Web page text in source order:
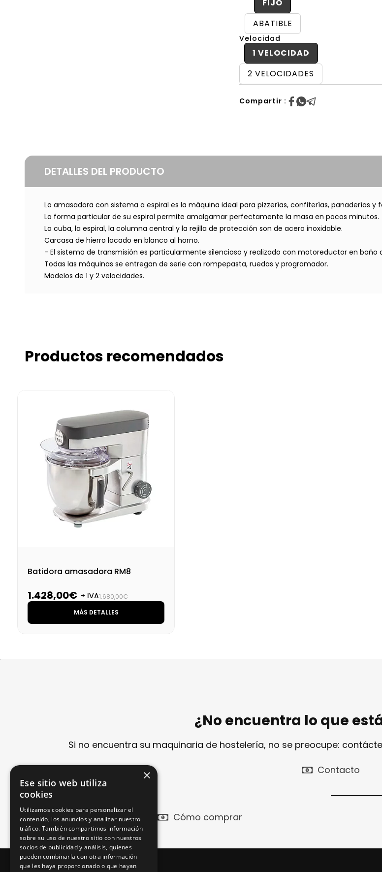
FIJO
ABATIBLE
Velocidad
1 VELOCIDAD
2 VELOCIDADES
Compartir :
DETALLES DEL PRODUCTO
La amasadora con sistema a espiral es la máquina ideal para pizzerías, confiterías, panaderías y
La forma particular de su espiral permite amalgamar perfectamente la masa en pocos minutos.
La cuba, la espiral, la columna central y la rejilla de protección son de acero inoxidable.
Carcasa de hierro lacado en blanco al horno.
- El sistema de transmisión es particularmente silencioso y realizado con motoreductor en baño
Todas las máquinas se entregan de serie con rompepasta, ruedas y programador.
Modelos de 1 y 2 velocidades.
Productos recomendados
Batidora amasadora RM8
1.428,00€ + IVA1.680,00€
MÁS DETALLES
¿No encuentra lo que
Si no encuentra su maquinaria de hostelería, no se preocupe:
Contacto
Cómo comprar
×
Ese sitio web utiliza
cookies
Utilizamos cookies para personalizar el
contenido, los anuncios y analizar nuestro
tráfico. También compartimos información
sobre su uso de nuestro sitio con nuestros
socios de publicidad y análisis, quienes
pueden combinarla con otra información
que les haya proporcionado o que hayan